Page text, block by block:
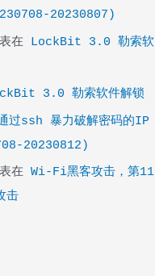
20230807)
在 LockBit 3.0 勒索软
3.0 勒索软件解锁
过ssh 暴力破解密码的IP
20230812)
在 Wi-Fi黑客攻击，第11
击